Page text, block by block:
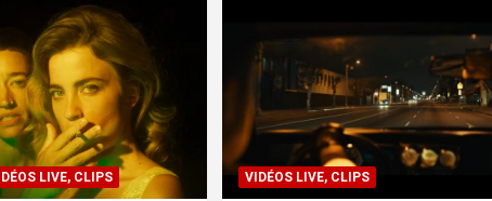
LIVE, CLIPS VIDÉOS LIVE, CLIPS